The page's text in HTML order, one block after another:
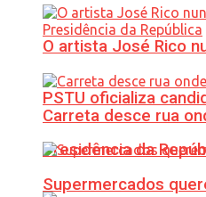
PSTU oficializa
Presidência da
O artista José Rico
Carreta desce rua
Supermercados